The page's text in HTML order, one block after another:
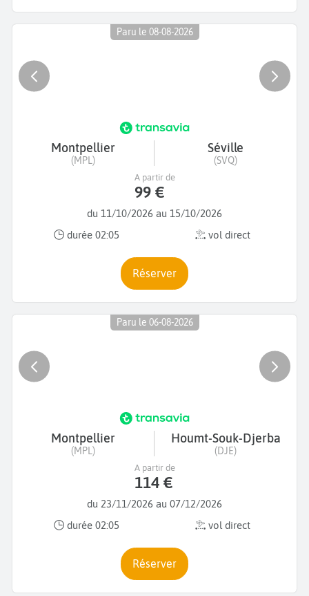
Paru le 08-08-2026
Montpellier
(MPL)
Séville
(SVQ)
du 11/10/2026 au 15/10/2026
durée 02:05
vol direct
A partir de
99 €
Réserver
Paru le 06-08-2026
Montpellier
(MPL)
Houmt-Souk-Djerba
(DJE)
du 23/11/2026 au 07/12/2026
durée 02:05
vol direct
A partir de
114 €
Réserver